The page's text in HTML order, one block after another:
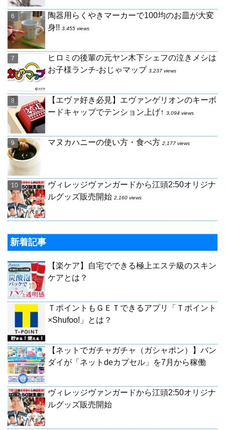
陶器用らくやきマーカーで100均のお皿が大変
身!! 3,455 views
ヒロミの後輩の元ヤン木下シェフの泣きメシは
お子様ランチ-おじゃマップ 3,237 views
【エヴァ好き必見】エヴァンゲリオンのキーボ
ードキャップでテンション上げ↑ 3,094 views
マヌカハニーの使い方・食べ方 2,177 views
ヴィレッジヴァンガードから江頭2:50オリジナ
ルグッズ販売開始 2,160 views
新着記事
【楽ケア】自宅でできる極上エステ級のスキン
ケアとは？
ＴポイントもＧＥＴできるアプリ「Ｔポイント
×Shufoo!」とは？
【ネットでガチャガチャ（ガシャポン）】バン
ダイが「ネットdeカプセル」を7月から稼働
ヴィレッジヴァンガードから江頭2:50オリジナ
ルグッズ販売開始